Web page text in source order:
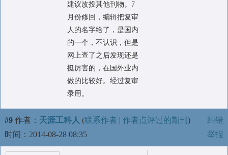
建议改投其他刊物。7
月份修回，编辑把复审
人的名字给了，是国内
的一个，不认识，但是
网上查了之后发现还是
挺厉害的，在国外业内
做的比较好。经过复审
录用。
#9 作者： 天涯工科人 (联系作者 | 作者点评过的期刊 )
时间：2014-08-28 08:35
纠错
举报